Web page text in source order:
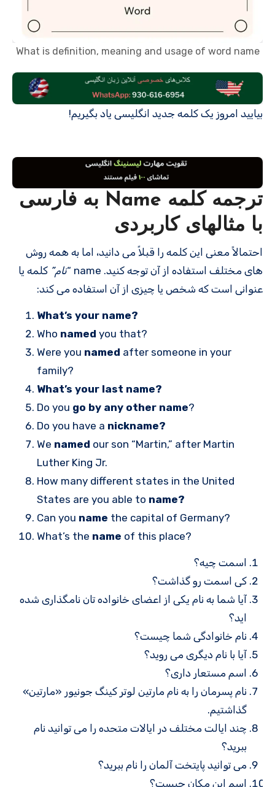
What is definition, meaning and usage of word name
بیایید امروز یک کلمه جدید انگلیسی یاد بگیریم!
ترجمه کلمه Name به فارسی
با مثالهای کاربردی
احتمالاً معنی این کلمه را قبلاً می دانید، اما به همه روش
های مختلف استفاده از آن توجه کنید. name “
نام” کلمه یا
عنوانی است که شخص یا چیزی از آن استفاده می کند:
What’s your name?
Who named you that?
Were you named after someone in your
family?
What’s your last name?
Do you go by any other name?
Do you have a nickname?
We named our son “Martin,” after Martin
Luther King Jr.
How many different states in the United
States are you able to name?
Can you name the capital of Germany?
What’s the name of this place?
اسمت چیه؟
کی اسمت رو گذاشت؟
آیا شما به نام یکی از اعضای خانواده تان نامگذاری شده
اید؟
نام خانوادگی شما چیست؟
آیا با نام دیگری می روید؟
اسم مستعار داری؟
نام پسرمان را به نام مارتین لوتر کینگ جونیور «مارتین»
گذاشتیم.
چند ایالت مختلف در ایالات متحده را می توانید نام
ببرید؟
می توانید پایتخت آلمان را نام ببرید؟
اسم این مکان چیست؟